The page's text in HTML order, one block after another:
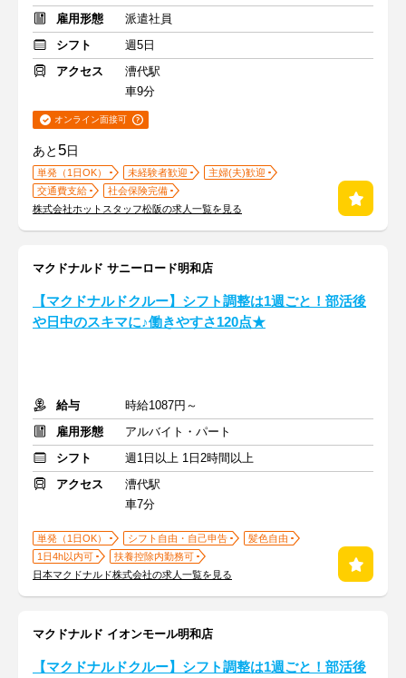
雇用形態
派遣社員
シフト
週5日
アクセス
漕代駅
車9分
オンライン面接可
あと 5日
単発（1日OK） 未経験者歓迎
主婦(夫)歓迎
交通費支給
社会保険完備
株式会社ホットスタッフ松阪の求人一覧を見る
マクドナルド サニーロード明和店
【マクドナルドクルー】シフト調整は1週ごと！部活後
や日中のスキマに♪働きやすさ120点★
給与
時給1087円～
雇用形態
アルバイト・パート
シフト
週1日以上 1日2時間以上
アクセス
漕代駅
車7分
単発（1日OK） シフト自由・自己申告
髪色自由
1日4h以内可
扶養控除内勤務可
日本マクドナルド株式会社の求人一覧を見る
マクドナルド イオンモール明和店
【マクドナルドクルー】シフト調整は1週ごと！部活後